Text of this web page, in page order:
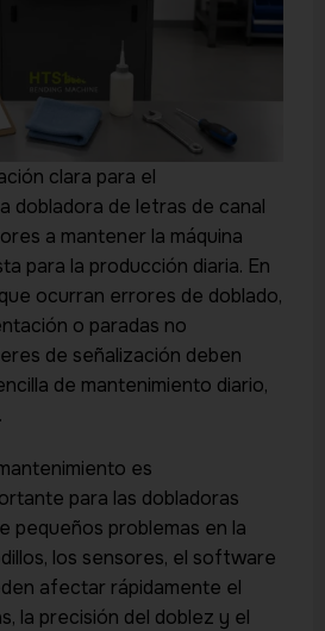
clara para el
dobladora de letras de canal
a mantener la máquina
para la producción diaria. En
ocurran errores de doblado,
o paradas no
de señalización deben
de mantenimiento diario,
es
para las dobladoras
pequeños problemas en la
los sensores, el software
afectar rápidamente el
la precisión del doblez y el